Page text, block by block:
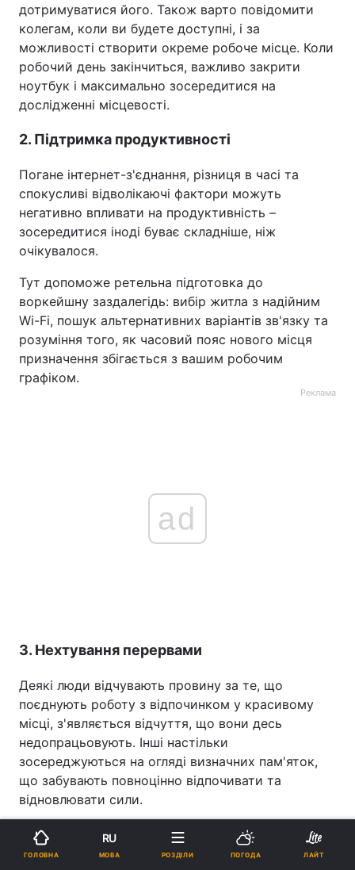
дотримуватися його. Також варто повідомити
колегам, коли ви будете доступні, і за
можливості створити окреме робоче місце. Коли
робочий день закінчиться, важливо закрити
ноутбук і максимально зосередитися на
дослідженні місцевості.
2. Підтримка продуктивності
Погане інтернет-з'єднання, різниця в часі та
спокусливі відволікаючі фактори можуть
негативно впливати на продуктивність –
зосередитися іноді буває складніше, ніж
очікувалося.
Тут допоможе ретельна підготовка до
воркейшну заздалегідь: вибір житла з надійним
Wi-Fi, пошук альтернативних варіантів зв'язку та
розуміння того, як часовий пояс нового місця
призначення збігається з вашим робочим
графіком.
Реклама
ad
3. Нехтування перервами
Деякі люди відчувають провину за те, що
поєднують роботу з відпочинком у красивому
місці, з'являється відчуття, що вони десь
недопрацьовують. Інші настільки
зосереджуються на огляді визначних пам'яток,
що забувають повноцінно відпочивати та
відновлювати сили.
Однак регулярні перерви – це не фактор, що
відволікає від роботи, а важлива частина
ГОЛОВНА
RU
МОВА РОЗДІЛИ ПОГОДА ЛАЙТ